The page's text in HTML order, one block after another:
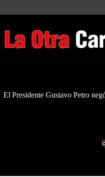
El Presidente Gustavo Petro